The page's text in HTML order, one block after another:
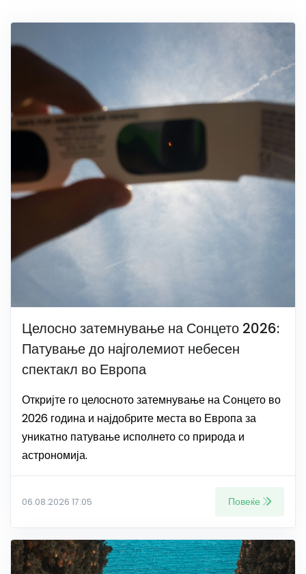
Целосно затемнување на Сонцето 2026:
Патување до најголемиот небесен
спектакл во Европа
Откријте го целосното затемнување на Сонцето во
2026 година и најдобрите места во Европа за
уникатно патување исполнето со природа и
астрономија.
06.08.2026 17:05 Повеќе